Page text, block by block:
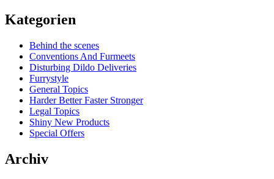
Kategorien
Behind the scenes
Conventions And Furmeets
Disturbing Dildo Deliveries
Furrystyle
General Topics
Harder Better Faster Stronger
Legal Topics
Shiny New Products
Special Offers
Archiv